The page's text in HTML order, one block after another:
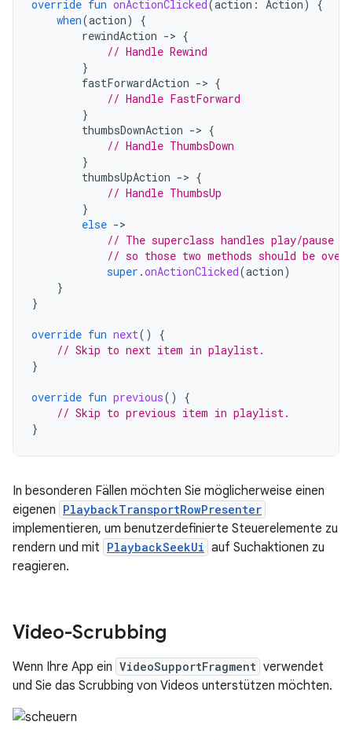
override fun onActionClicked (action : Action )
{
when(action)
{
rewindAction -> {
// Handle Rewind
}
fastForwardAction -> {
// Handle FastForward
}
thumbsDownAction -> {
// Handle ThumbsDown
}
thumbsUpAction -> {
// Handle ThumbsUp
}
else -
// The superclass handles play/pause
// so those two methods should be
super .onActionClicked(action)
}
}
override fun next()
{
// Skip to next item in playlist.
}
override fun previous()
{
// Skip to previous item in playlist.
}
In besonderen Fällen möchten Sie möglicherweise einen
eigenen PlaybackTransportRowPresenter
implementieren, um benutzerdefinierte Steuerelemente zu
rendern und mit PlaybackSeekUi auf Suchaktionen zu
reagieren.
Video-Scrubbing
Wenn Ihre App ein VideoSupportFragment verwendet
und Sie das Scrubbing von Videos unterstützen möchten.